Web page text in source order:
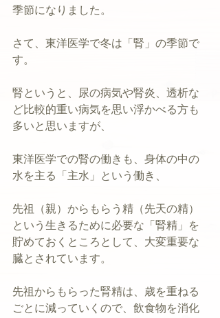
季節になりました。
さて、東洋医学で冬は「腎」の季節で
す。
腎というと、尿の病気や腎炎、透析な
ど比較的重い病気を思い浮かべる方も
多いと思いますが、
東洋医学での腎の働きも、身体の中の
水を主る「主水」という働き、
先祖（親）からもらう精（先天の精）
という生きるために必要な「腎精」を
貯めておくところとして、大変重要な
臓とされています。
先祖からもらった腎精は、歳を重ねる
ごとに減っていくので、飲食物を消化